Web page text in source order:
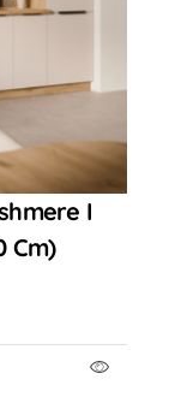
I
Cm)